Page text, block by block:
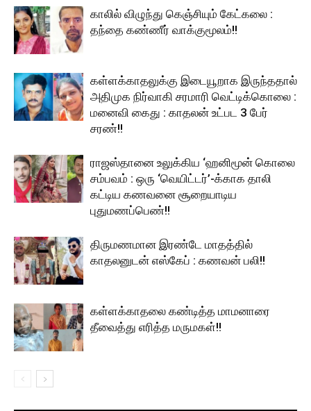
காலில் விழுந்து கெஞ்சியும் கேட்கலை :
தந்தை கண்ணீர் வாக்குமூலம்!!
கள்ளக்காதலுக்கு இடையூறாக இருந்ததால்
அதிமுக நிர்வாகி சரமாரி வெட்டிக்கொலை :
மனைவி கைது : காதலன் உட்பட 3 பேர்
சரண்!!
ராஜஸ்தானை உலுக்கிய ‘ஹனிமூன் கொலை
சம்பவம் : ஒரு ‘வெயிட்டர்’-க்காக தாலி
கட்டிய கணவனை சூறையாடிய
புதுமணப்பெண்!!
திருமணமான இரண்டே மாதத்தில்
காதலனுடன் எஸ்கேப் : கணவன் பலி!!
கள்ளக்காதலை கண்டித்த மாமனாரை
தீவைத்து எரித்த மருமகள்!!